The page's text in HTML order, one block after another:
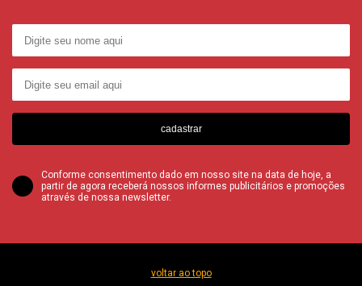
cadastrar
Conforme consentimento dado em nosso site na data de hoje, a
partir de agora receberá nossos informes publicitários e promoções
através de nossa newsletter.
voltar ao topo